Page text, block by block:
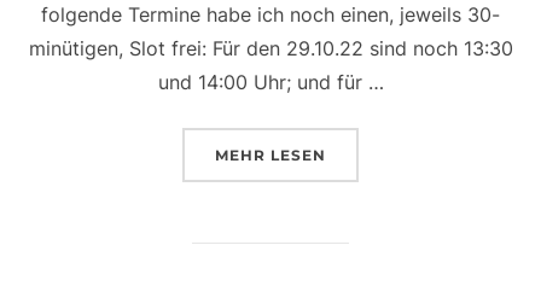
folgende Termine habe ich noch einen, jeweils 30-
minütigen, Slot frei: Für den 29.10.22 sind noch 13:30
und 14:00 Uhr; und für …
MEHR ÜBER
LESEN